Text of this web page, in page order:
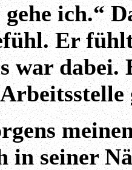
ich.“
Er
war
in seiner